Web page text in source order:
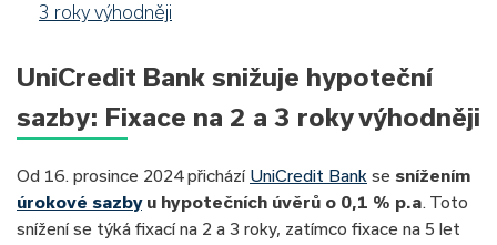
3 roky výhodněji
UniCredit Bank snižuje hypoteční
sazby: Fixace na 2 a 3 roky výhodněji
Od 16. prosince 2024 přichází UniCredit Bank se snížením
úrokové sazbyu hypotečních úvěrů o 0,1 % p.a. Toto
snížení se týká fixací na 2 a 3 roky, zatímco fixace na 5 let